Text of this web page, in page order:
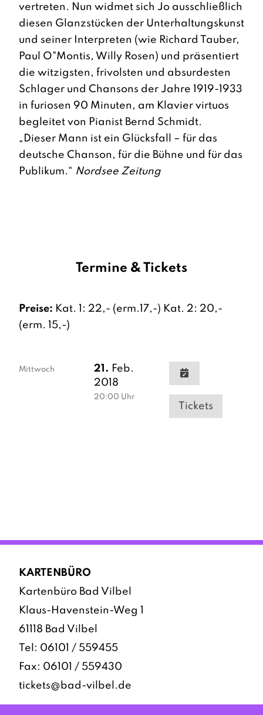
vertreten. Nun widmet sich Jo ausschließlich
diesen Glanzstücken der Unterhaltungskunst
und seiner Interpreten (wie Richard Tauber,
Paul O"Montis, Willy Rosen) und präsentiert
die witzigsten, frivolsten und absurdesten
Schlager und Chansons der Jahre 1919-1933
in furiosen 90 Minuten, am Klavier virtuos
begleitet von Pianist Bernd Schmidt.
„Dieser Mann ist ein Glücksfall – für das
deutsche Chanson, für die Bühne und für das
Publikum.“ Nordsee Zeitung
Termine & Tickets
Preise: Kat. 1: 22,- (erm.17,-) Kat. 2: 20,-
(erm. 15,-)
Mittwoch 21. Feb.
2018
20:00 Uhr
Tickets
KARTENBÜRO
Kartenbüro Bad Vilbel
Klaus-Havenstein-Weg 1
61118 Bad Vilbel
Tel: 06101 / 559455
Fax: 06101 / 559430
tickets@bad-vilbel.de